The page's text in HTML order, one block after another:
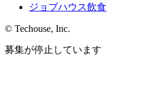
ジョブハウス飲食
© Techouse, Inc.
募集が停止しています